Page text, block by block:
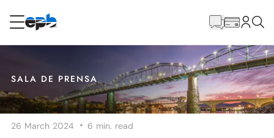
Internet
Energía
principal
SALA DE PRENSA
26 March 2024 · 6 min. read